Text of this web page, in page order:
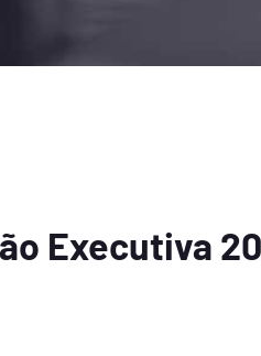
Executiva